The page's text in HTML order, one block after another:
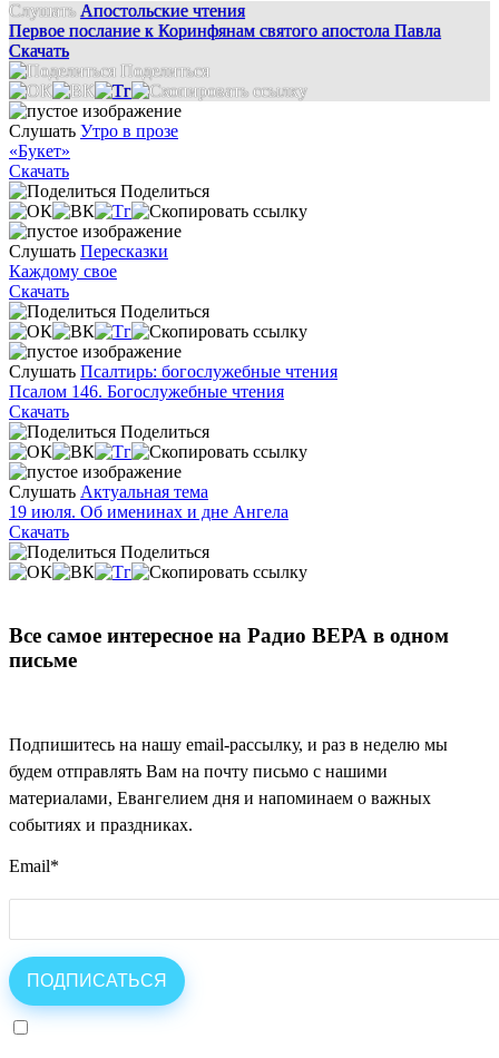
Слушать Апостольские чтения
Первое послание к Коринфянам святого апостола Павла
Скачать
Поделиться
Слушать Утро в прозе
«Букет»
Скачать
Поделиться
Слушать Пересказки
Каждому свое
Скачать
Поделиться
Слушать Псалтирь: богослужебные чтения
Псалом 146. Богослужебные чтения
Скачать
Поделиться
Слушать Актуальная тема
19 июля. Об именинах и дне Ангела
Скачать
Поделиться
Все самое интересное на Радио ВЕРА в одном
письме
Подпишитесь на нашу email-рассылку, и раз в неделю мы
будем отправлять Вам на почту письмо с нашими
материалами, Евангелием дня и напоминаем о важных
событиях и праздниках.
Email*